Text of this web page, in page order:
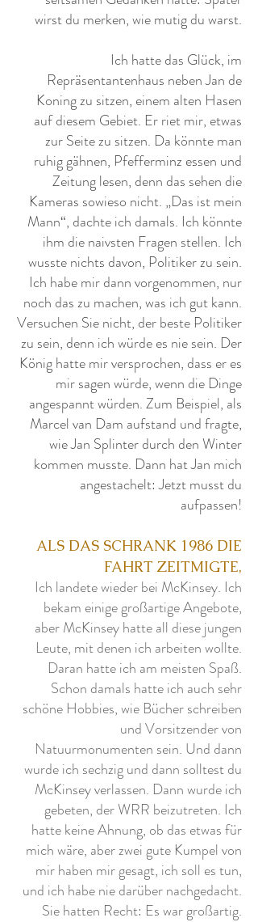
wirst du merken, wie mutig du warst.
Ich hatte das Glück, im
Repräsentantenhaus neben Jan de
Koning zu sitzen, einem alten Hasen
auf diesem Gebiet. Er riet mir, etwas
zur Seite zu sitzen. Da könnte man
ruhig gähnen, Pfefferminz essen und
Zeitung lesen, denn das sehen die
Kameras sowieso nicht. „Das ist mein
Mann“, dachte ich damals. Ich könnte
ihm die naivsten Fragen stellen. Ich
wusste nichts davon, Politiker zu sein.
Ich habe mir dann vorgenommen, nur
noch das zu machen, was ich gut kann.
Versuchen Sie nicht, der beste Politiker
zu sein, denn ich würde es nie sein. Der
König hatte mir versprochen, dass er es
mir sagen würde, wenn die Dinge
angespannt würden. Zum Beispiel, als
Marcel van Dam aufstand und fragte,
wie Jan Splinter durch den Winter
kommen musste. Dann hat Jan mich
angestachelt: Jetzt musst du
aufpassen!
ALS DAS SCHRANK 1986 DIE
FAHRT ZEITMIGTE,
Ich landete wieder bei McKinsey. Ich
bekam einige großartige Angebote,
aber McKinsey hatte all diese jungen
Leute, mit denen ich arbeiten wollte.
Daran hatte ich am meisten Spaß.
Schon damals hatte ich auch sehr
schöne Hobbies, wie Bücher schreiben
und Vorsitzender von
Natuurmonumenten sein. Und dann
wurde ich sechzig und dann solltest du
McKinsey verlassen. Dann wurde ich
gebeten, der WRR beizutreten. Ich
hatte keine Ahnung, ob das etwas für
mich wäre, aber zwei gute Kumpel von
mir haben mir gesagt, ich soll es tun,
und ich habe nie darüber nachgedacht.
Sie hatten Recht: Es war großartig.